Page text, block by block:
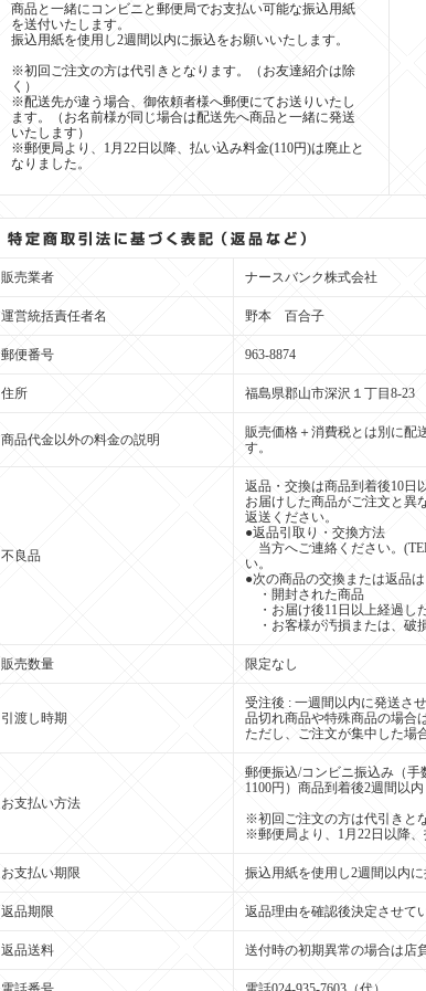
商品と一緒にコンビニと郵便局でお支払い可能な振込用紙
を送付いたします。
振込用紙を使用し2週間以内に振込をお願いいたします。
※初回ご注文の方は代引きとなります。（お友達紹介は除
く）
※配送先が違う場合、御依頼者様へ郵便にてお送りいたし
ます。（お名前様が同じ場合は配送先へ商品と一緒に発送
いたします）
※郵便局より、1月22日以降、払い込み料金(110円)は廃止と
なりました。
販売業者 ナースバンク株式会社
運営統括責任者名 野本 百合子
郵便番号 963-8874
住所 福島県郡山市深沢１丁目8-23
商品代金以外の料金の説明
販売価格＋消費税とは別に配
す。
不良品
返品・交換は商品到着後10日
お届けした商品がご注文と異
返送ください。
●返品引取り・交換方法
当方へご連絡ください。
い。
●次の商品の交換または返品は
・開封された商品
・お届け後11日以上経過し
・お客様が汚損または、破
販売数量 限定なし
引渡し時期
受注後 : 一週間以内に発送さ
品切れ商品や特殊商品の場合
ただし、ご注文が集中した場
お支払い方法
郵便振込/コンビニ振込み（手
1100円）商品到着後2週間以
※初回ご注文の方は代引きと
※郵便局より、1月22日以降、
お支払い期限 振込用紙を使用し2週間以内に
返品期限 返品理由を確認後決定させて
返品送料 送付時の初期異常の場合は店